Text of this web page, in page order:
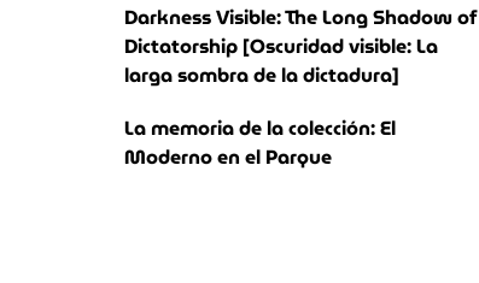
Darkness Visible: The Long Shadow of
Dictatorship [Oscuridad visible: La
larga sombra de la dictadura]
La memoria de la colección: El
Moderno en el Parque